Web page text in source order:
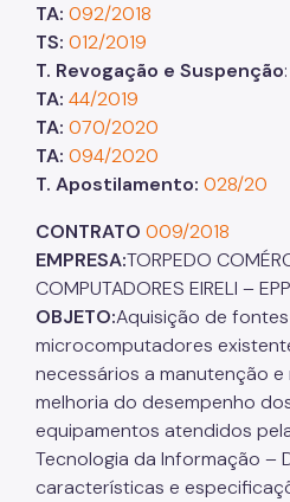
TA: 092/2018
TS: 012/2019
T. Revogação e Suspenção:
TA: 44/2019
TA: 070/2020
TA: 094/2020
T. Apostilamento: 028/20
CONTRATO 009/2018
EMPRESA:TORPEDO
COMPUTADORES EIRELI – EPP
OBJETO:Aquisição de
microcomputadores
necessários a manutenção
melhoria do desempenho
equipamentos atendidos
Tecnologia da Informação –
características e